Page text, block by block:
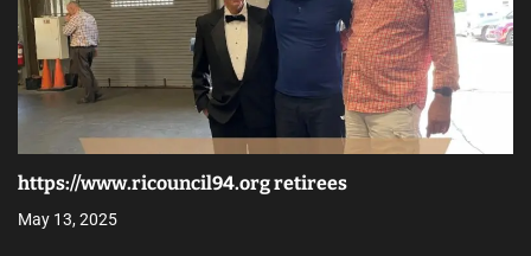
https://www.ricouncil94.org retirees
May 13, 2025